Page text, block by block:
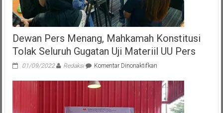
Dewan Pers Menang, Mahkamah Konstitusi
Tolak Seluruh Gugatan Uji Materiil UU Pers
01/09/2022 Redaksi Komentar Dinonaktifkanpada
Pers
Menang,
Mahkamah
Konstitusi